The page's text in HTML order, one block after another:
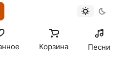
Корзина Песни